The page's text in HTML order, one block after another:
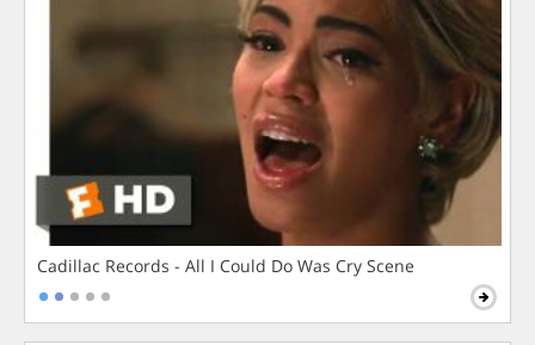
Cadillac Records - All I Could Do Was Cry Scene